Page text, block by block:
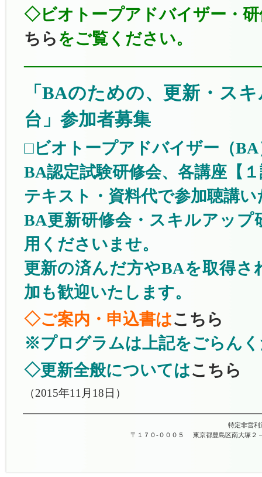
◇ビオトープアドバイザー・
ちらをご覧ください。
「BAのための、更新・ス
台」参加者募集
□ビオトープアドバイザー（
BA認定試験研修会、各講座【
テキスト・資料代で参加聴講
BA更新研修会・スキルアップ
用くださいませ。
更新の済んだ方やBAを取得
加も歓迎いたします。
◇ご案内・申込書はこちら
※プログラムは上記をごらん
◇更新全般についてはこちら
（2015年11月18日）
特定非営利
〒１７０-０００５
東京都豊島区南大塚２